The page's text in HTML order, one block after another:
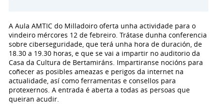
A Aula AMTIC do Milladoiro oferta unha actividade para o
vindeiro mércores 12 de febreiro. Trátase dunha conferencia
sobre ciberseguridade, que terá unha hora de duración, de
18.30 a 19.30 horas, e que se vai a impartir no auditorio da
Casa da Cultura de Bertamiráns. Impartiranse nocións para
coñecer as posibles ameazas e perigos da internet na
actualidade, así como ferramentas e consellos para
protexernos. A entrada é aberta a todas as persoas que
queiran acudir.